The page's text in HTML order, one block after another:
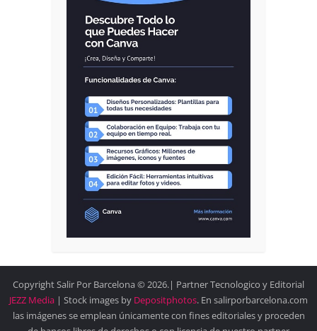
Copyright Salir Por Barcelona © 2026.| Partner Tecnologico y Editorial
JEZZ Media | Stock images by Depositphotos. En salirporbarcelona.com
las imágenes se emplean únicamente con fines editoriales y proceden